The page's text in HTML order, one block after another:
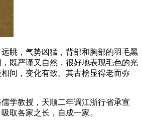
眺，气势凶猛，背部和胸部的羽毛黑
既严谨又自然，很好地表现毛色的光
间，变化有致。其古桧显得老而弥
学教授，天顺二年调江浙行省承宣
取各家之长，自成一家。